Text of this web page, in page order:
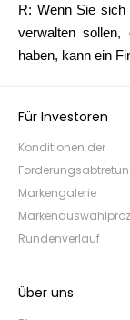
R: Wenn Sie
verwalten sollen,
haben, kann ein
Für Investoren
Konditionen der
Markengalerie
Rundenverlauf
Über uns